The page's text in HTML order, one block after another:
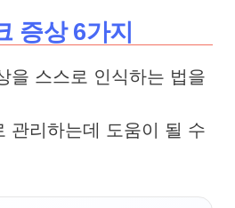
증상 6가지
을 스스로 인식하는 법을
관리하는데 도움이 될 수